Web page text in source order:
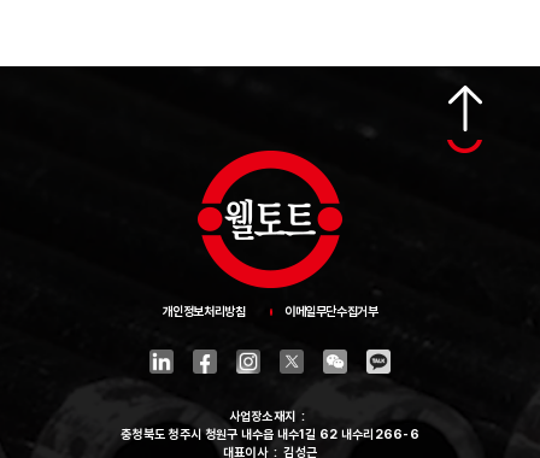
사업장소재지
충청북도 청주시 청원구 내수읍 내수1길 62 내수리266-6
대표이사
김성근
개인정보처리방침 이메일무단수집거부